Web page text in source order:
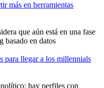
más en herramientas
que aún está en una fase
basado en datos
para llegar a los millennials
hay perfiles con